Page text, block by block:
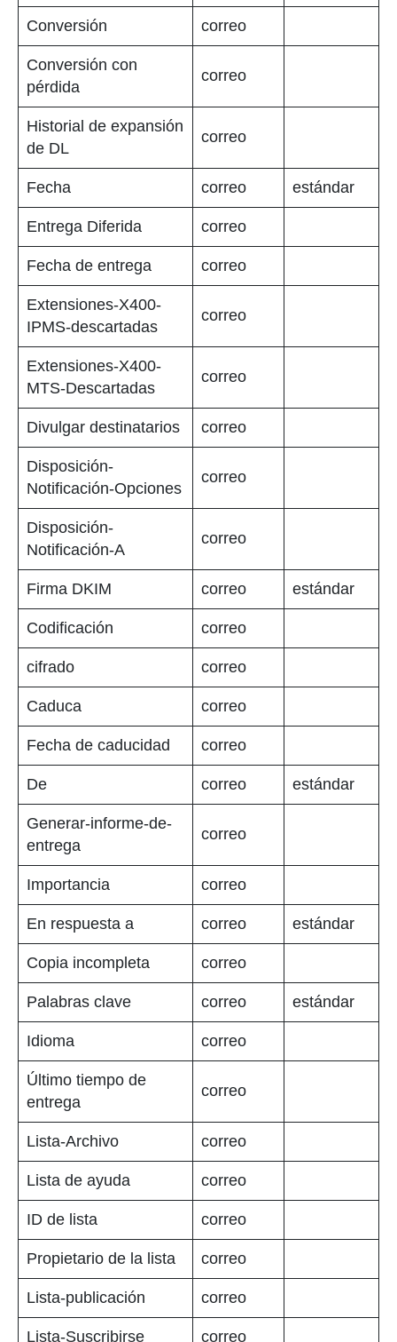
Conversión correo
Conversión con
pérdida
correo
Historial de expansión
de DL
correo
Fecha correo estándar
Entrega Diferida correo
Fecha de entrega correo
Extensiones-X400-
IPMS-descartadas
correo
Extensiones-X400-
MTS-Descartadas
correo
Divulgar destinatarios correo
Disposición-
Notificación-Opciones
correo
Disposición-
Notificación-A
correo
Firma DKIM correo estándar
Codificación correo
cifrado correo
Caduca correo
Fecha de caducidad correo
De correo estándar
Generar-informe-de-
entrega
correo
Importancia correo
En respuesta a correo estándar
Copia incompleta correo
Palabras clave correo estándar
Idioma correo
Último tiempo de
entrega
correo
Lista-Archivo correo
Lista de ayuda correo
ID de lista correo
Propietario de la lista correo
Lista-publicación correo
Lista-Suscribirse correo